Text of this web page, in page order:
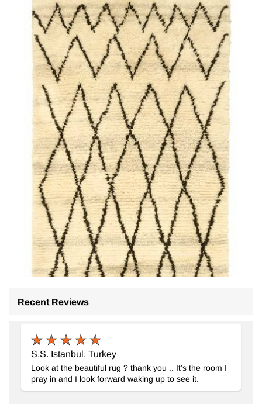
Recent Reviews
S.S. Istanbul, Turkey
Look at the beautiful rug ? thank you .. It’s the room I
pray in and I look forward waking up to see it.